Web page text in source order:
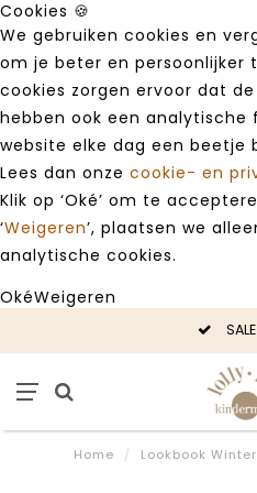
Cookies 🍪
We gebruiken cookies en
om je beter en persoonlijker
cookies zorgen ervoor dat
hebben ook een analytische
website elke dag een beetje
Lees dan onze cookie- en
Klik op ‘Oké’ om te
‘Weigeren’, plaatsen we
analytische cookies.
OkéWeigeren
Home / Lookbook Winter